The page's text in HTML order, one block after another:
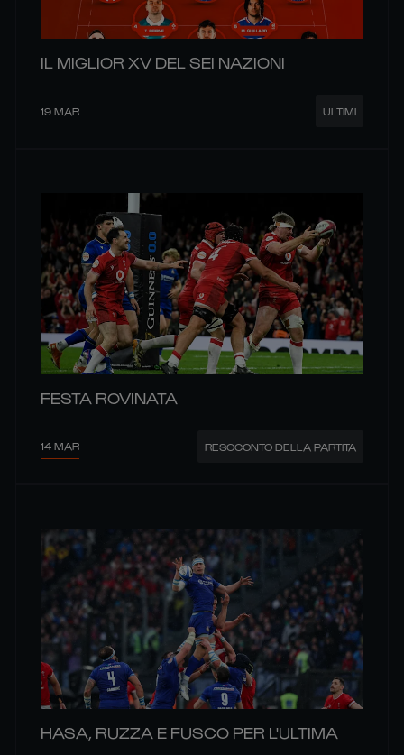
IL MIGLIOR XV DEL SEI NAZIONI
19 MAR ULTIMI
FESTA ROVINATA
14 MAR RESOCONTO DELLA PARTITA
HASA, RUZZA E FUSCO PER L'ULTIMA